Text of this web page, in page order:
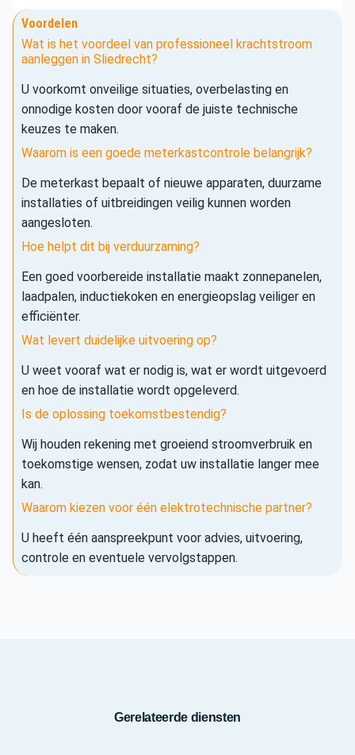
Voordelen
Wat is het voordeel van professioneel krachtstroom
aanleggen in Sliedrecht?
U voorkomt onveilige situaties, overbelasting en
onnodige kosten door vooraf de juiste technische
keuzes te maken.
Waarom is een goede meterkastcontrole belangrijk?
De meterkast bepaalt of nieuwe apparaten, duurzame
installaties of uitbreidingen veilig kunnen worden
aangesloten.
Hoe helpt dit bij verduurzaming?
Een goed voorbereide installatie maakt zonnepanelen,
laadpalen, inductiekoken en energieopslag veiliger en
efficiënter.
Wat levert duidelijke uitvoering op?
U weet vooraf wat er nodig is, wat er wordt uitgevoerd
en hoe de installatie wordt opgeleverd.
Is de oplossing toekomstbestendig?
Wij houden rekening met groeiend stroomverbruik en
toekomstige wensen, zodat uw installatie langer mee
kan.
Waarom kiezen voor één elektrotechnische partner?
U heeft één aanspreekpunt voor advies, uitvoering,
controle en eventuele vervolgstappen.
Gerelateerde diensten